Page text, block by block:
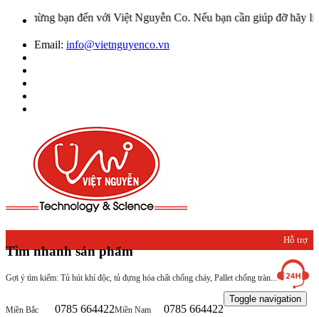
mừng bạn đến với Việt Nguyễn Co. Nếu bạn cần giúp đỡ hãy liên
Email: info@vietnguyenco.vn
Tìm nhanh sản phẩm
Gợi ý tìm kiếm: Tủ hút khí độc, tủ đựng hóa chất chống cháy, Pallet chống tràn...
Hỗ trợ
khách
hàng
Miền Bắc 0785 664422Miền Nam 0785 664422
Toggle navigation